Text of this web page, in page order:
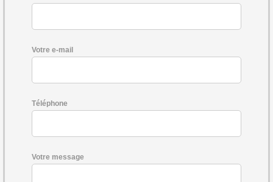
Votre e-mail
Téléphone
Votre message